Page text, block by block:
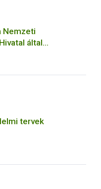
Nemzeti
által
felügyeleti
kapcsolódó
tervek